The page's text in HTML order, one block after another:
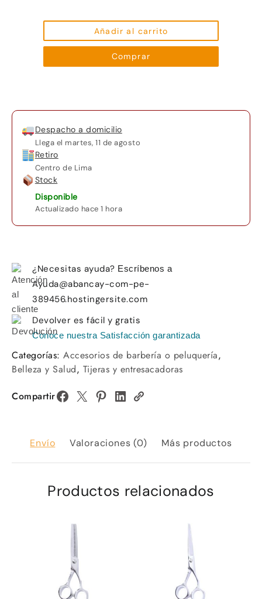
7
C/Descanso
Ricco
Añadir al carrito
Comprar
Despacho a domicilio
Llega el martes, 11 de agosto
Retiro
Centro de Lima
Stock
Disponible
Actualizado hace 1 hora
¿Necesitas ayuda? Escríbenos a
Ayuda@abancay-com-pe-
389456.hostingersite.com
Devolver es fácil y gratis
Conoce nuestra Satisfacción garantizada
Categorías: Accesorios de barbería o peluquería,
Belleza y Salud, Tijeras y entresacadoras
Compartir
Envío Valoraciones (0) Más productos
Productos relacionados